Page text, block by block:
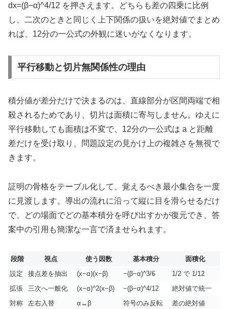
dx=(β−α)^4/12 を押さえます。どちらも差の四乗に比例
し、二次のときと同じく上下関係の扱いを絶対値でまとめ
れば、12分の一公式の外観に迷いがなくなります。
平行移動と切片無関係性の理由
積分値が差分だけで決まるのは、直線部分が区間両端で相
殺されるためであり、切片は面積に寄与しません。ゆえに
平行移動しても面積は不変で、12分の一公式は a と距離
差だけを受け取り、問題設定の見かけ上の複雑さを無視で
きます。
証明の骨格をテーブル化して、覚えるべき最小集合を一度
に見渡します。導出の流れに沿って縦に目を滑らせるだけ
で、どの場面でどの基本積分を呼び出すかが復元でき、答
案中の引用も簡潔な一言で済ませられます。
段階 視点 使う因数 基本積分
面積化
設定
接点差を抽出 (x−α)(x−β) −(β−α)^3/6
1/2 で 1/12
拡張
三次へ一般化 (x−α)^2(x−β) −(β−α)^4/12
絶対値で統一
対称
左右入替 α↔β 符号のみ反転
差の絶対値